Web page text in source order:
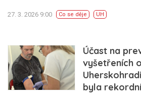
27. 3. 2026 9:00 Co se děje UH
Účast na
vyšetřeních
byla